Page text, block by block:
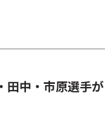
田中・市原選手が